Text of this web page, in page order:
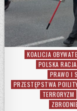
Posted in
KOALICJA
POLSKA
PRAWO I
PRZESTĘPSTWA
TERRORYZM